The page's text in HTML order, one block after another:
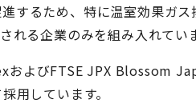
するため、特に温室効果ガス
る企業のみを組み入れてい
およびFTSE JPX Blossom
用しています。